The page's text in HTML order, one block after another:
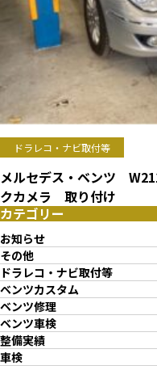
ドラレコ・ナビ取付等
メルセデス・ベンツ
クカメラ 取り付け
カテゴリー
お知らせ
その他
ドラレコ・ナビ取付等
ベンツカスタム
ベンツ修理
ベンツ車検
整備実績
車検